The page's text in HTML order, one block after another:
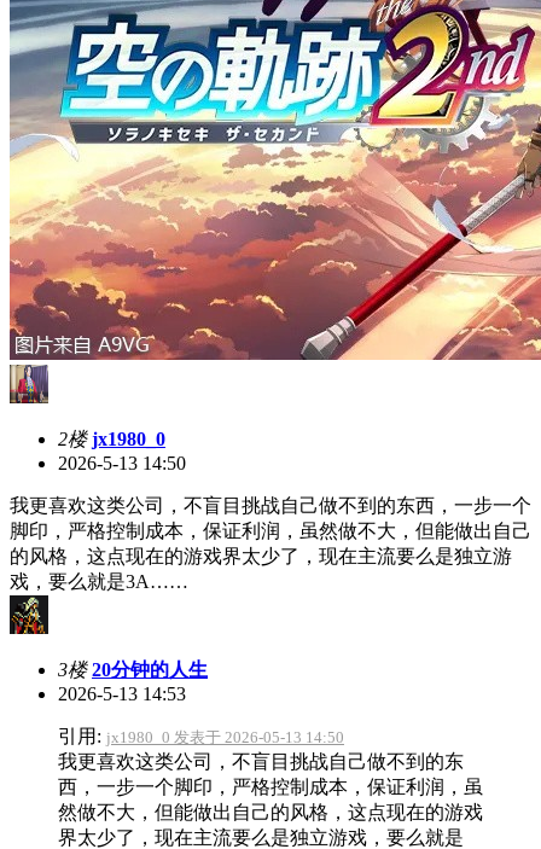
2楼 jx1980_0
2026-5-13 14:50
我更喜欢这类公司，不盲目挑战自己做不到的东西，一步一个
脚印，严格控制成本，保证利润，虽然做不大，但能做出自己
的风格，这点现在的游戏界太少了，现在主流要么是独立游
戏，要么就是3A……
3楼 20分钟的人生
2026-5-13 14:53
引用: jx1980_0 发表于 2026-05-13 14:50
我更喜欢这类公司，不盲目挑战自己做不到的东
西，一步一个脚印，严格控制成本，保证利润，虽
然做不大，但能做出自己的风格，这点现在的游戏
界太少了，现在主流要么是独立游戏，要么就是